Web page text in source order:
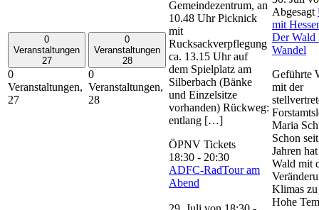
0
Veranstaltungen
27
0
Veranstaltungen,
27
0
Veranstaltungen
28
0
Veranstaltungen,
28
Gemeindezentrum, an
10.48 Uhr Picknick
mit
Rucksackverpflegung
ca. 13.15 Uhr auf
dem Spielplatz am
Silberbach (Bänke
und Einzelsitze
vorhanden) Rückweg:
entlang […]
ÖPNV Tickets
18:30 - 20:30
ADFC-RadTour am
Abend
Abgesagt
mit
Der
Wandel
Geführte
mit der
Maria
Schon
Jahren
Wald mit
Klimas
Hohe